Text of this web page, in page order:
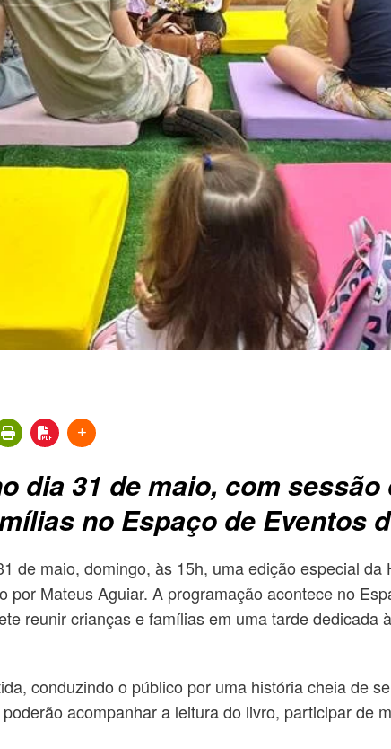
dia 31 de maio, com
no Espaço de Eventos
de maio, domingo, às 15h, uma edição especial
por Mateus Aguiar. A programação acontece no
reunir crianças e famílias em uma tarde
conduzindo o público por uma história cheia de
acompanhar a leitura do livro, participar de